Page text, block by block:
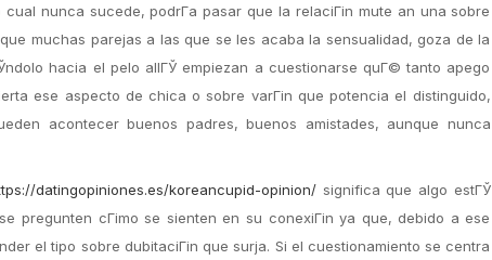
nunca sucede, podrГ­a pasar que la relaciГіn mute an una sobre
muchas parejas a las que se les acaba la sensualidad, goza de la
hacia el pelo allГЎ empiezan a cuestionarse quГ© tanto apego
ese aspecto de chica o sobre varГіn que potencia el distinguido,
acontecer buenos padres, buenos amistades, aunque nunca
datingopiniones.es/koreancupid-opinion/ significa que algo estГЎ
pregunten cГіmo se sienten en su conexiГіn ya que, debido a ese
el tipo sobre dubitaciГіn que surja. Si el cuestionamiento se centra